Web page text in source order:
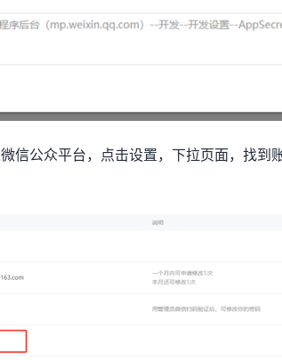
信公众平台，点击设置，下拉页面，找到